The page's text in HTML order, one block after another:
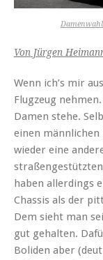
Von Jürgen
Wenn ich’s mir
Flugzeug
Damen stehe.
einen
wieder eine
haben allerdings
Chassis als der
Dem sieht man
gut gehalten.
Boliden aber